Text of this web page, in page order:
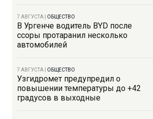
7 АВГУСТА ОБЩЕСТВО
В Ургенче водитель BYD после
ссоры протаранил несколько
автомобилей
7 АВГУСТА ОБЩЕСТВО
Узгидромет предупредил о
повышении температуры до +42
градусов в выходные